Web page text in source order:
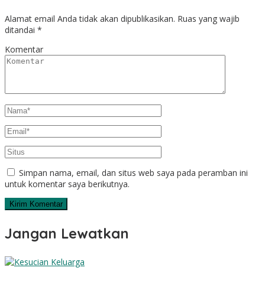
Alamat email Anda tidak akan dipublikasikan. Ruas yang wajib
ditandai *
Komentar
Simpan nama, email, dan situs web saya pada peramban ini
untuk komentar saya berikutnya.
Jangan Lewatkan